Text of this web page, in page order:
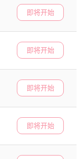
即将开始
即将开始
即将开始
即将开始